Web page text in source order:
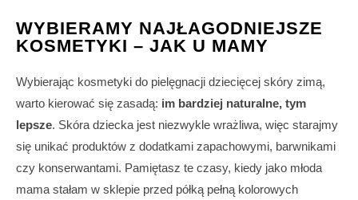
WYBIERAMY NAJŁAGODNIEJSZE
KOSMETYKI – JAK U MAMY
Wybierając kosmetyki do pielęgnacji dziecięcej skóry zimą,
warto kierować się zasadą: im bardziej naturalne, tym
lepsze. Skóra dziecka jest niezwykle wrażliwa, więc starajmy
się unikać produktów z dodatkami zapachowymi, barwnikami
czy konserwantami. Pamiętasz te czasy, kiedy jako młoda
mama stałam w sklepie przed półką pełną kolorowych